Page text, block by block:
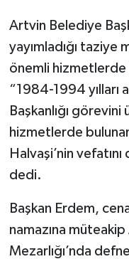
Artvin Belediye
yayımladığı taziye
önemli
“1984-1994 yılları
Başkanlığı
hizmetlerde
Halvaşi’nin
dedi.
Başkan Erdem,
namazına
Mezarlığı’nda